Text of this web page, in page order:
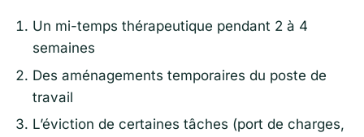
Un mi-temps thérapeutique pendant 2 à 4
semaines
Des aménagements temporaires du poste de
travail
L’éviction de certaines tâches (port de charges,